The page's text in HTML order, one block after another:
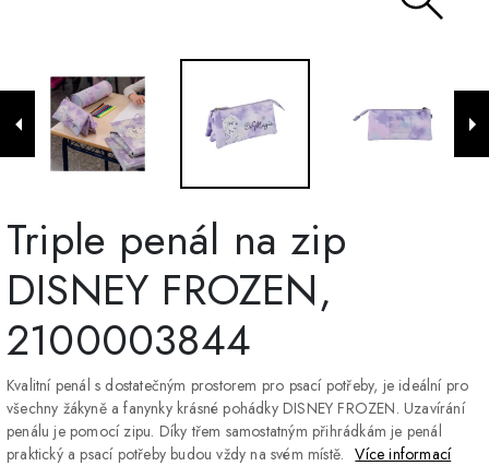
Triple penál na zip
DISNEY FROZEN,
2100003844
Kvalitní penál s dostatečným prostorem pro psací potřeby, je ideální pro
všechny žákyně a fanynky krásné pohádky DISNEY FROZEN. Uzavírání
penálu je pomocí zipu. Díky třem samostatným přihrádkám je penál
praktický a psací potřeby budou vždy na svém místě. Více informací